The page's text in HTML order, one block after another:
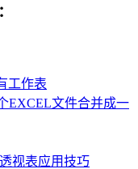
工作表
EXCEL文件合并成一
视表应用技巧